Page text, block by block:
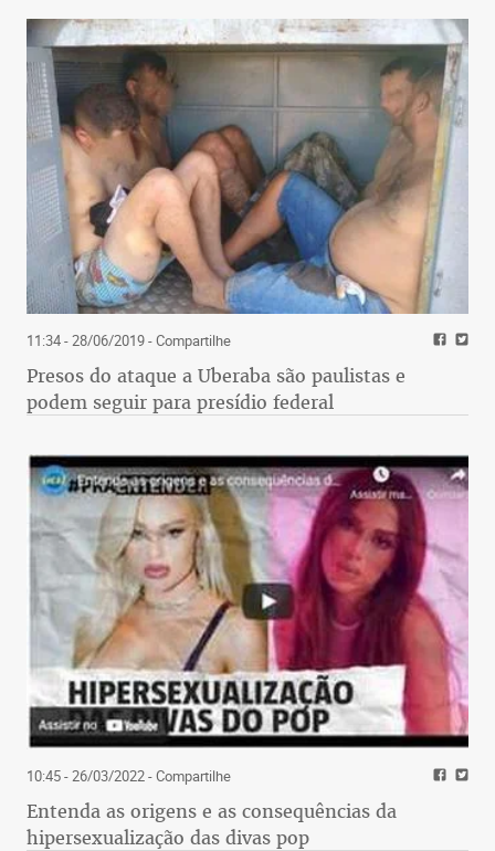
11:34 - 28/06/2019- Compartilhe
Presos do ataque a Uberaba são paulistas e
podem seguir para presídio federal
10:45 - 26/03/2022- Compartilhe
Entenda as origens e as consequências da
hipersexualização das divas pop